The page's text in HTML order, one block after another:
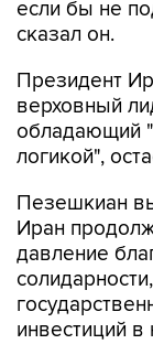
если бы не
сказал он.
Президент
верховный
обладающий
логикой",
Пезешкиан
Иран
давление
инвестиций в